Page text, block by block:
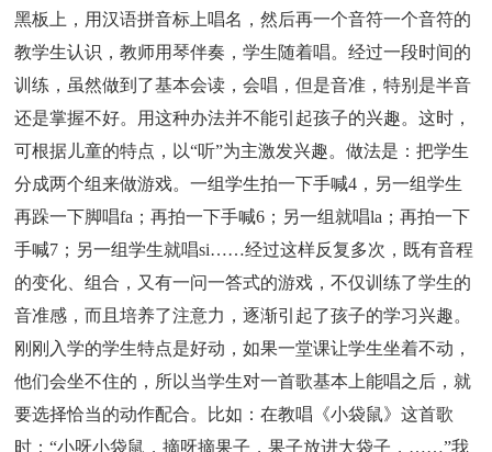
黑板上，用汉语拼音标上唱名，然后再一个音符一个音符的
教学生认识，教师用琴伴奏，学生随着唱。经过一段时间的
训练，虽然做到了基本会读，会唱，但是音准，特别是半音
还是掌握不好。用这种办法并不能引起孩子的兴趣。这时，
可根据儿童的特点，以“听”为主激发兴趣。做法是：把学生
分成两个组来做游戏。一组学生拍一下手喊4，另一组学生
再跺一下脚唱fa；再拍一下手喊6；另一组就唱la；再拍一下
手喊7；另一组学生就唱si……经过这样反复多次，既有音程
的变化、组合，又有一问一答式的游戏，不仅训练了学生的
音准感，而且培养了注意力，逐渐引起了孩子的学习兴趣。
刚刚入学的学生特点是好动，如果一堂课让学生坐着不动，
他们会坐不住的，所以当学生对一首歌基本上能唱之后，就
要选择恰当的动作配合。比如：在教唱《小袋鼠》这首歌
时：“小呀小袋鼠，摘呀摘果子，果子放进大袋子，……”我